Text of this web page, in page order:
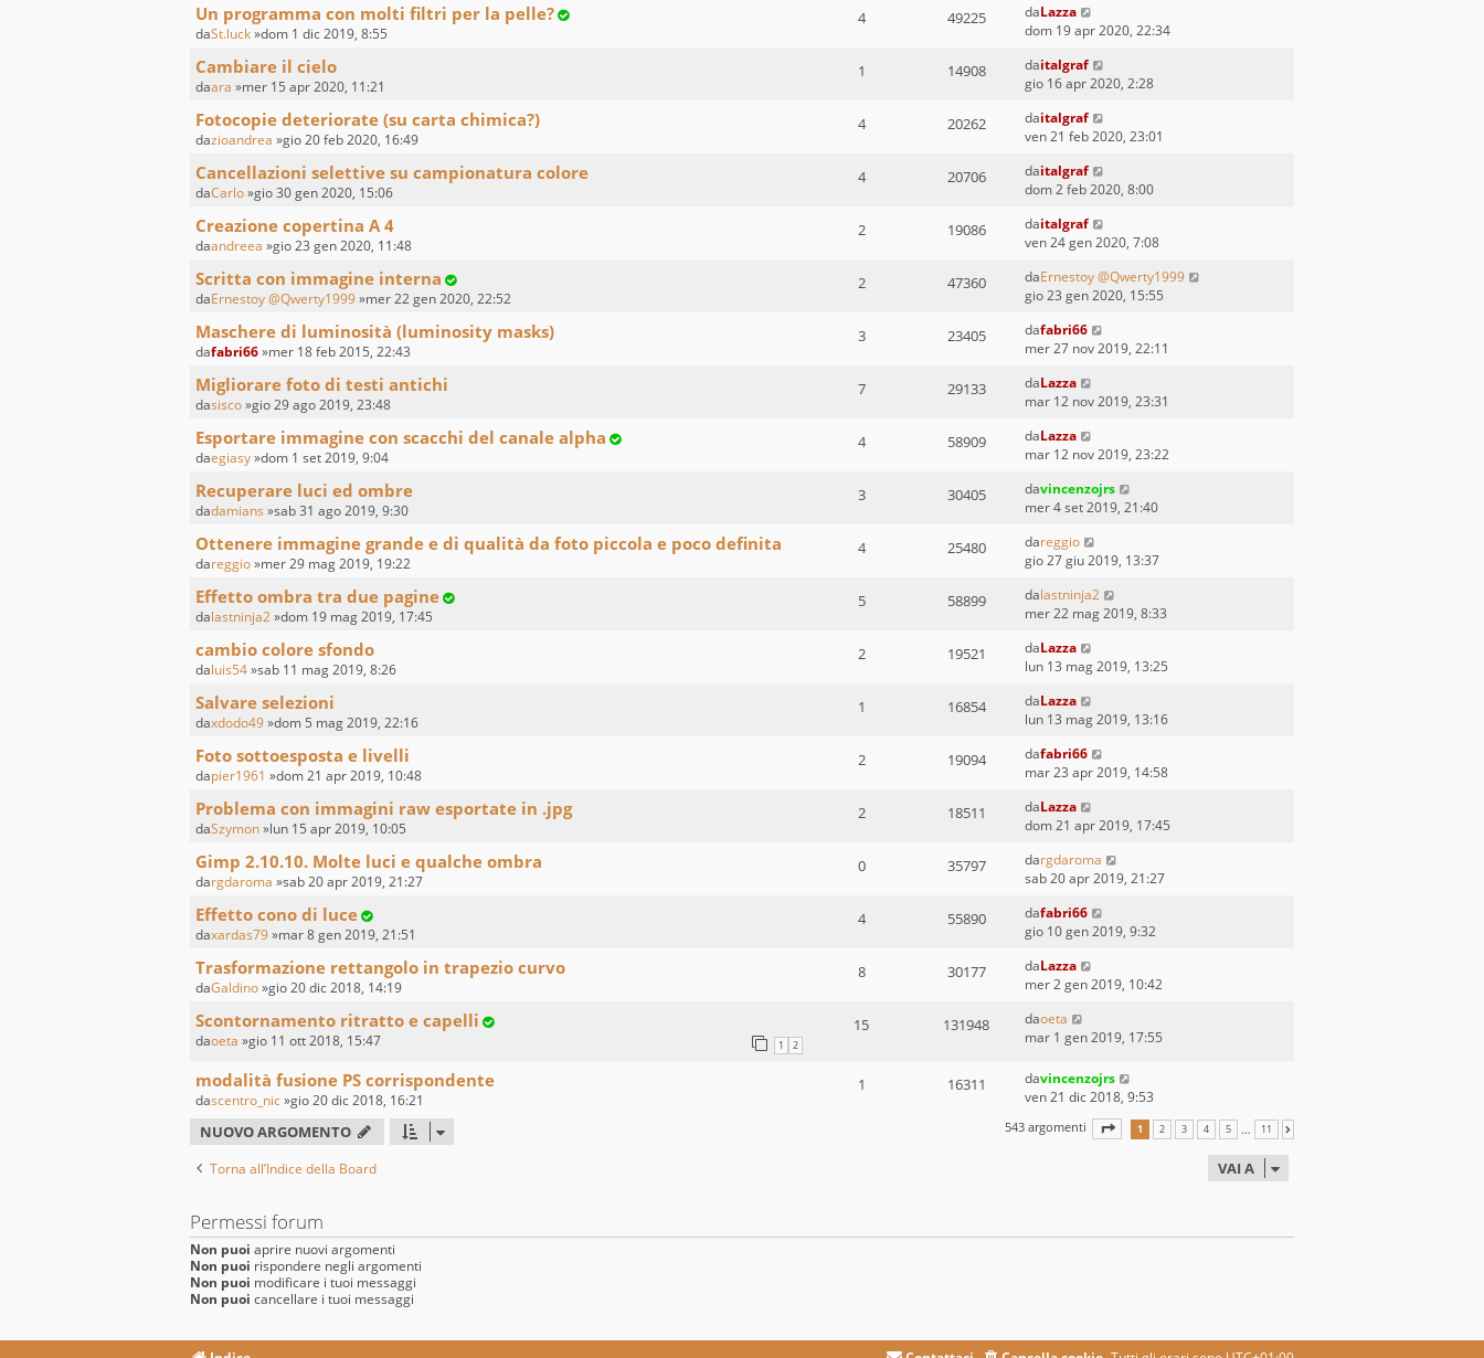
Un programma con molti filtri per la pelle?
daSt.luck»dom 1 dic 2019, 8:55
4 49225 daLazza
dom 19 apr 2020, 22:34
Cambiare il cielo
daara »mer 15 apr 2020, 11:21
1 14908 daitalgraf
gio 16 apr 2020, 2:28
Fotocopie deteriorate (su carta chimica?)
dazioandrea »gio 20 feb 2020, 16:49
4 20262 daitalgraf
ven 21 feb 2020, 23:01
Cancellazioni selettive su campionatura colore
daCarlo»gio 30 gen 2020, 15:06
4 20706 daitalgraf
dom 2 feb 2020, 8:00
Creazione copertina A 4
daandreea »gio 23 gen 2020, 11:48
2 19086 daitalgraf
ven 24 gen 2020, 7:08
Scritta con immagine interna
daErnestoy @Qwerty1999»mer 22 gen 2020, 22:52
2 47360 daErnestoy @Qwerty1999
gio 23 gen 2020, 15:55
Maschere di luminosità (luminosity masks)
dafabri66»mer 18 feb 2015, 22:43
3 23405 dafabri66
mer 27 nov 2019, 22:11
Migliorare foto di testi antichi
dasisco»gio 29 ago 2019, 23:48
7 29133 daLazza
mar 12 nov 2019, 23:31
Esportare immagine con scacchi del canale alpha
daegiasy»dom 1 set 2019, 9:04
4 58909 daLazza
mar 12 nov 2019, 23:22
Recuperare luci ed ombre
dadamians »sab 31 ago 2019, 9:30
3 30405 davincenzojrs
mer 4 set 2019, 21:40
Ottenere immagine grande e di qualità da foto piccola e poco definita
dareggio»mer 29 mag 2019, 19:22
4 25480 dareggio
gio 27 giu 2019, 13:37
Effetto ombra tra due pagine
dalastninja2»dom 19 mag 2019, 17:45
5 58899 dalastninja2
mer 22 mag 2019, 8:33
cambio colore sfondo
daluis54»sab 11 mag 2019, 8:26
2 19521 daLazza
lun 13 mag 2019, 13:25
Salvare selezioni
daxdodo49»dom 5 mag 2019, 22:16
1 16854 daLazza
lun 13 mag 2019, 13:16
Foto sottoesposta e livelli
dapier1961 »dom 21 apr 2019, 10:48
2 19094 dafabri66
mar 23 apr 2019, 14:58
Problema con immagini raw esportate in .jpg
daSzymon»lun 15 apr 2019, 10:05
2 18511 daLazza
dom 21 apr 2019, 17:45
Gimp 2.10.10. Molte luci e qualche ombra
dargdaroma »sab 20 apr 2019, 21:27
0 35797 dargdaroma
sab 20 apr 2019, 21:27
Effetto cono di luce
daxardas79»mar 8 gen 2019, 21:51
4 55890 dafabri66
gio 10 gen 2019, 9:32
Trasformazione rettangolo in trapezio curvo
daGaldino»gio 20 dic 2018, 14:19
8 30177 daLazza
mer 2 gen 2019, 10:42
Scontornamento ritratto e capelli
daoeta »gio 11 ott 2018, 15:47 1 2
15 131948 daoeta
mar 1 gen 2019, 17:55
modalità fusione PS corrispondente
dascentro_nic»gio 20 dic 2018, 16:21
1 16311 davincenzojrs
ven 21 dic 2018, 9:53
NUOVO ARGOMENTO 543 argomenti PAGINA 1DI 11
1 2 3 4 5 … 11
Torna all’Indice della Board VAI A
Permessi forum
Non puoi aprire nuovi argomenti
Non puoi rispondere negli argomenti
Non puoi modificare i tuoi messaggi
Non puoi cancellare i tuoi messaggi